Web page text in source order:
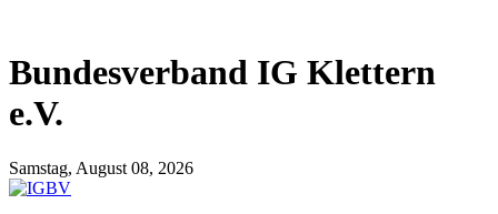
Bundesverband IG Klettern
e.V.
Samstag, August 08, 2026